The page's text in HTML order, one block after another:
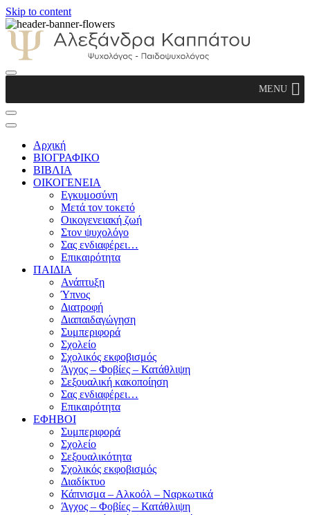
Skip to content
Παιδοψυχολόγος
MENU
Αρχική
ΒΙΟΓΡΑΦΙΚΟ
ΒΙΒΛΙΑ
ΟΙΚΟΓΕΝΕΙΑ
Εγκυμοσύνη
Μετά τον τοκετό
Οικογενειακή ζωή
Στον ψυχολόγο
Σας ενδιαφέρει…
Επικαιρότητα
ΠΑΙΔΙΑ
Ανάπτυξη
Ύπνος
Διατροφή
Διαπαιδαγώγηση
Συμπεριφορά
Σχολείο
Σχολικός εκφοβισμός
Άγχος – Φοβίες – Κατάθλιψη
Σεξουαλική κακοποίηση
Σας ενδιαφέρει…
Επικαιρότητα
ΕΦΗΒΟΙ
Συμπεριφορά
Σχολείο
Σεξουαλικότητα
Σχολικός εκφοβισμός
Διαδίκτυο
Κάπνισμα – Αλκοόλ – Ναρκωτικά
Άγχος – Φοβίες – Κατάθλιψη